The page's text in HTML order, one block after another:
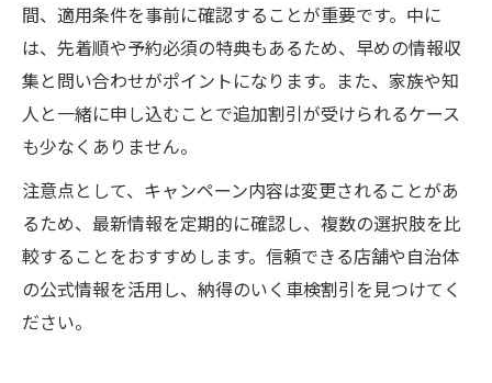
間、適用条件を事前に確認することが重要です。中に
は、先着順や予約必須の特典もあるため、早めの情報収
集と問い合わせがポイントになります。また、家族や知
人と一緒に申し込むことで追加割引が受けられるケース
も少なくありません。
注意点として、キャンペーン内容は変更されることがあ
るため、最新情報を定期的に確認し、複数の選択肢を比
較することをおすすめします。信頼できる店舗や自治体
の公式情報を活用し、納得のいく車検割引を見つけてく
ださい。